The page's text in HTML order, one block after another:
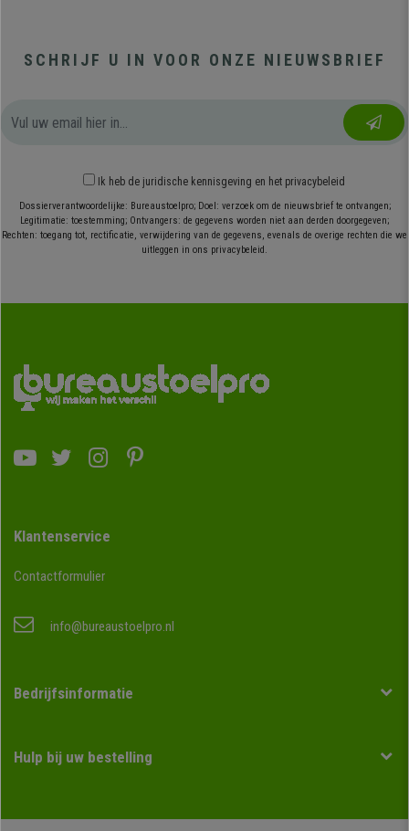
SCHRIJF U IN VOOR ONZE NIEUWSBRIEF
Ik heb de juridische kennisgeving en het privacybeleid
Dossierverantwoordelijke: Bureaustoelpro; Doel: verzoek om de nieuwsbrief te ontvangen;
Legitimatie: toestemming; Ontvangers: de gegevens worden niet aan derden doorgegeven;
Rechten: toegang tot, rectificatie, verwijdering van de gegevens, evenals de overige rechten die we
uitleggen in ons privacybeleid.
Klantenservice
Contactformulier
info@bureaustoelpro.nl
Bedrijfsinformatie
Hulp bij uw bestelling